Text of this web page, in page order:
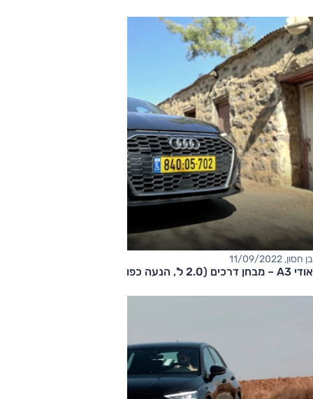
בן חסון, 11/09/2022
​אודי A3 – מבחן דרכים (2.0 ל', הנעה כפולה)